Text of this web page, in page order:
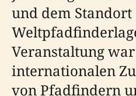
und dem Standort
Veranstaltung
internationalen
von Pfadfindern